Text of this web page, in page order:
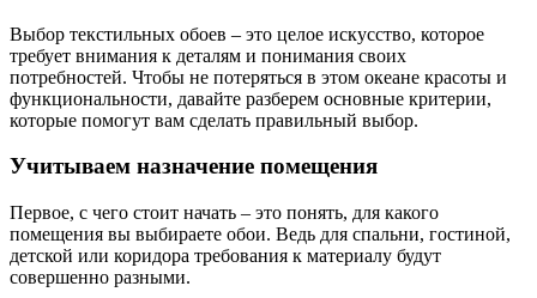
Выбор текстильных обоев – это целое искусство, которое
требует внимания к деталям и понимания своих
потребностей. Чтобы не потеряться в этом океане красоты и
функциональности, давайте разберем основные критерии,
которые помогут вам сделать правильный выбор.
Учитываем назначение помещения
Первое, с чего стоит начать – это понять, для какого
помещения вы выбираете обои. Ведь для спальни, гостиной,
детской или коридора требования к материалу будут
совершенно разными.